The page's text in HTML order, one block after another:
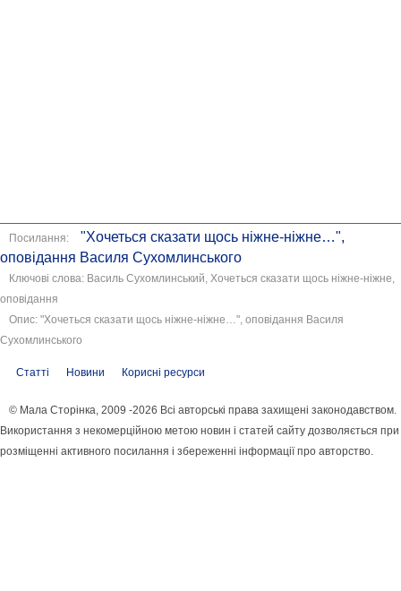
Посилання:
"Хочеться сказати щось ніжне-ніжне…",
оповідання Василя Сухомлинського
Ключові слова: Василь Сухомлинський, Хочеться сказати щось ніжне-ніжне,
оповідання
Опис: "Хочеться сказати щось ніжне-ніжне…", оповідання Василя
Сухомлинського
Статті Новини Корисні ресурси
© Мала Сторінка, 2009 -2026 Всі авторські права захищені законодавством.
Використання з некомерційною метою новин і статей сайту дозволяється при
розміщенні активного посилання і збереженні інформації про авторство.